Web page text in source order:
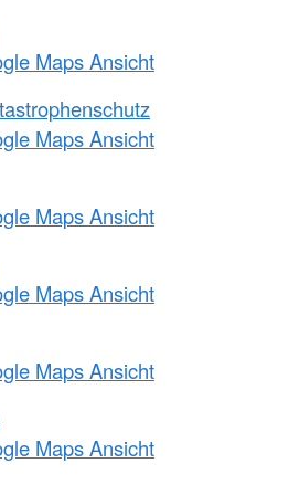
Maps Ansicht
Maps Ansicht
Maps Ansicht
Maps Ansicht
Maps Ansicht
Maps Ansicht